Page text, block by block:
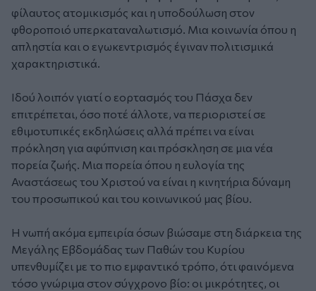
φίλαυτος ατομικισμός και η υποδούλωση στον
φθοροποιό υπερκαταναλωτισμό. Μια κοινωνία όπου η
απληστία και ο εγωκεντρισμός έγιναν πολιτισμικά
χαρακτηριστικά.
Ιδού λοιπόν γιατί ο εορτασμός του Πάσχα δεν
επιτρέπεται, όσο ποτέ άλλοτε, να περιοριστεί σε
εθιμοτυπικές εκδηλώσεις αλλά πρέπει να είναι
πρόκληση για αφύπνιση και πρόσκληση σε μια νέα
πορεία ζωής. Μια πορεία όπου η ευλογία της
Αναστάσεως του Χριστού να είναι η κινητήρια δύναμη
του προσωπικού και του κοινωνικού μας βίου.
Η νωπή ακόμα εμπειρία όσων βιώσαμε στη διάρκεια της
Μεγάλης Εβδομάδας των Παθών του Κυρίου
υπενθυμίζει με το πιο εμφαντικό τρόπο, ότι φαινόμενα
τόσο γνώριμα στον σύγχρονο βίο: οι μικρότητες, οι